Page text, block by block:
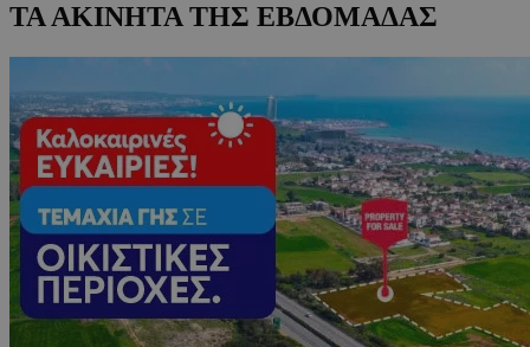
ΤΑ ΑΚΙΝΗΤΑ ΤΗΣ ΕΒΔΟΜΑΔΑΣ